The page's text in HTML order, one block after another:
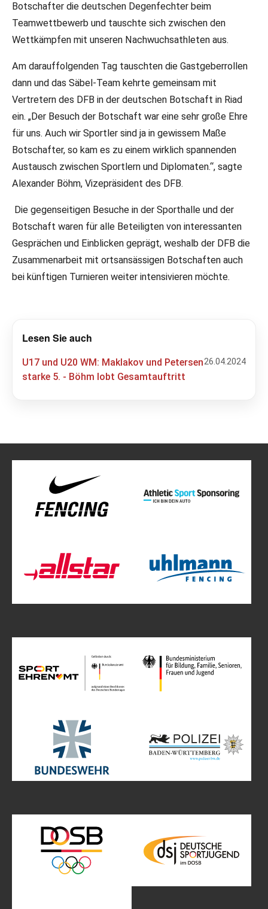
Deutschen Botschafter.
Botschafter die deutschen Degenfechter beim
Teamwettbewerb und tauschte sich zwischen den
Wettkämpfen mit unseren Nachwuchsathleten aus.
Am darauffolgenden Tag tauschten die Gastgeberrollen
dann und das Säbel-Team kehrte gemeinsam mit
Vertretern des DFB in der deutschen Botschaft in Riad
ein. „Der Besuch der Botschaft war eine sehr große Ehre
für uns. Auch wir Sportler sind ja in gewissem Maße
Botschafter, so kam es zu einem wirklich spannenden
Austausch zwischen Sportlern und Diplomaten.“, sagte
Alexander Böhm, Vizepräsident des DFB.
Die gegenseitigen Besuche in der Sporthalle und der
Botschaft waren für alle Beteiligten von interessanten
Gesprächen und Einblicken geprägt, weshalb der DFB die
Zusammenarbeit mit ortsansässigen Botschaften auch
bei künftigen Turnieren weiter intensivieren möchte.
Lesen Sie auch
U17 und U20 WM: Maklakov und Petersen
starke 5. - Böhm lobt Gesamtauftritt
26.04.2024